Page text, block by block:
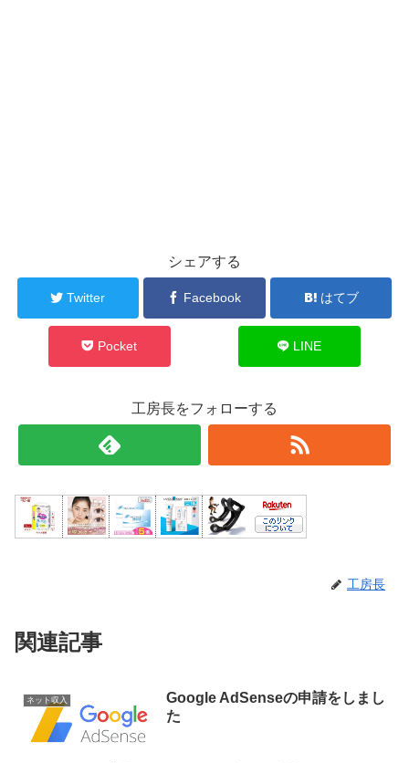
シェアする
Twitter Facebook はてブ
Pocket LINE
工房長をフォローする
工房長
関連記事
ネット収入
Google AdSenseの申請をしまし
た